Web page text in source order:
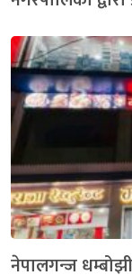
नेपालगन्ज